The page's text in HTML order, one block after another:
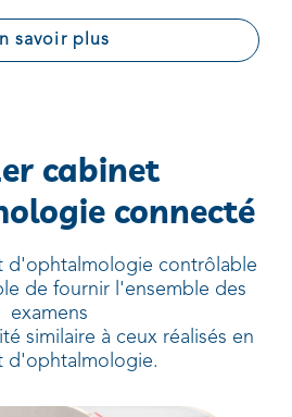
savoir plus
cabinet
connecté
d'ophtalmologie contrôlable
de fournir l'ensemble des
examens
similaire à ceux réalisés en
d'ophtalmologie.